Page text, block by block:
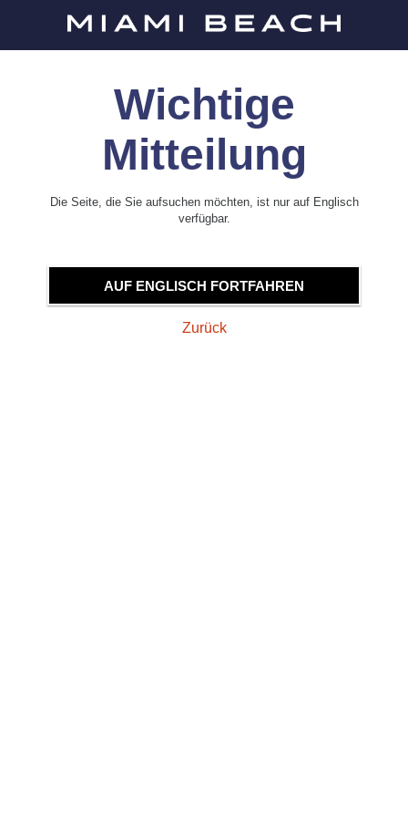
Wichtige
Mitteilung
Die Seite, die Sie aufsuchen möchten, ist nur auf Englisch
verfügbar.
AUF ENGLISCH FORTFAHREN
Zurück